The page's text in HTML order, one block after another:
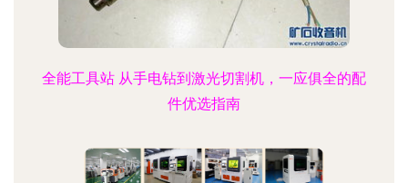
全能工具站 从手电钻到激光切割机，一应俱全的配
件优选指南